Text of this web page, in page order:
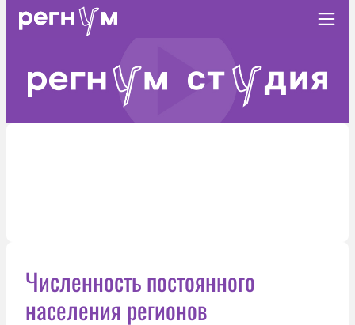
Численность постоянного
населения регионов